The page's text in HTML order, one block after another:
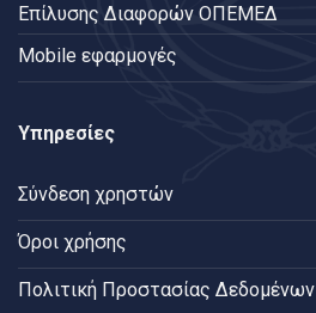
Επίλυσης Διαφορών ΟΠΕΜΕΔ
Mobile εφαρμογές
Υπηρεσίες
Σύνδεση χρηστών
Όροι χρήσης
Πολιτική Προστασίας Δεδομένων